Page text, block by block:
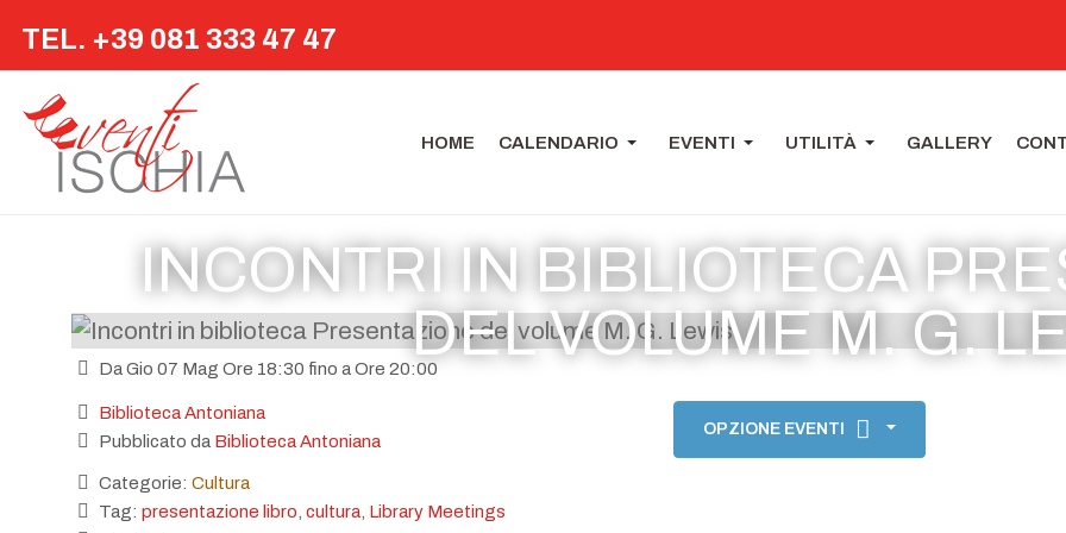
TEL. +39 081 333 47 47
HOME CALENDARIO EVENTI UTILITÀ GALLERY
INCONTRI IN BIBLIOTECA
DEL VOLUME M. G.
OPZIONE EVENTI
Da Gio 07 Mag Ore 18:30 fino a Ore 20:00
Biblioteca Antoniana
Pubblicato da Biblioteca Antoniana
Categorie: Cultura
Tag: presentazione libro cultura Library Meetings